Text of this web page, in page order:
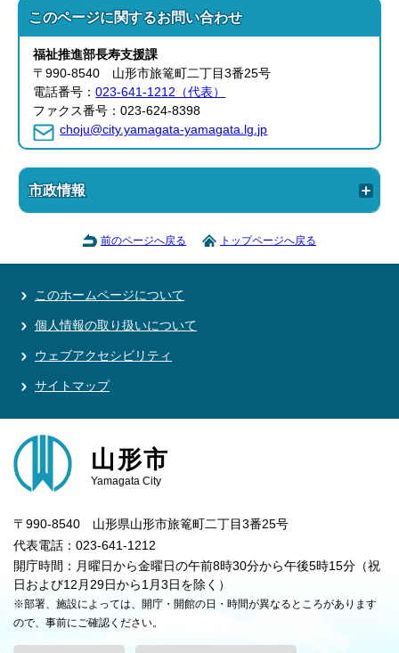
このページに関するお問い合わせ
福祉推進部長寿支援課
〒990-8540 山形市旅篭町二丁目3番25号
電話番号：023-641-1212（代表）
ファクス番号：023-624-8398
choju@city.yamagata-yamagata.lg.jp
市政情報
前のページへ戻る トップページへ戻る
このホームページについて
個人情報の取り扱いについて
ウェブアクセシビリティ
サイトマップ
山形市
Yamagata City
〒990-8540 山形県山形市旅篭町二丁目3番25号
代表電話：023-641-1212
開庁時間：月曜日から金曜日の午前8時30分から午後5時15分（祝
日および12月29日から1月3日を除く）
※部署、施設によっては、開庁・開館の日・時間が異なるところがあります
ので、事前にご確認ください。